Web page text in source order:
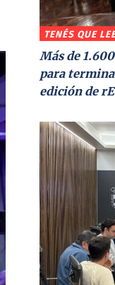
TENÉS QUE
Más de
para
edición de